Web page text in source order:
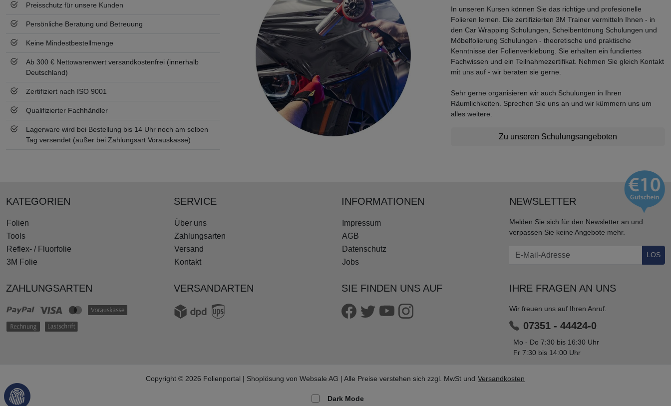
Preisschutz für unsere Kunden
Persönliche Beratung und Betreuung
Keine Mindestbestellmenge
Ab 300 € Nettowarenwert versandkostenfrei (innerhalb
Deutschland)
Zertifiziert nach ISO 9001
Qualifizierter Fachhändler
Lagerware wird bei Bestellung bis 14 Uhr noch am selben
Tag versendet (außer bei Zahlungsart Vorauskasse)
In unseren Kursen können Sie das richtige und profesionelle
Folieren lernen. Die zertifizierten 3M Trainer vermitteln Ihnen - in
den Car Wrapping Schulungen, Scheibentönung Schulungen und
Möbelfolierung Schulungen - theoretische und praktische
Kenntnisse der Folienverklebung. Sie erhalten ein fundiertes
Fachwissen und ein Teilnahmezertifikat. Nehmen Sie gleich Kontakt
mit uns auf - wir beraten sie gerne.
Sehr gerne organisieren wir auch Schulungen in Ihren
Räumlichkeiten. Sprechen Sie uns an und wir kümmern uns um
alles weitere.
Zu unseren Schulungsangeboten
KATEGORIEN
Folien
Tools
Reflex- / Fluorfolie
3M Folie
SERVICE
Über uns
Zahlungsarten
Versand
Kontakt
INFORMATIONEN
Impressum
AGB
Datenschutz
Jobs
NEWSLETTER
Melden Sie sich für den Newsletter an und
verpassen Sie keine Angebote mehr.
LOS
ZAHLUNGSARTEN VERSANDARTEN SIE FINDEN UNS AUF IHRE FRAGEN AN UNS
Wir freuen uns auf Ihren Anruf.
07351 - 44424-0
Mo - Do 7:30 bis 16:30 Uhr
Fr 7:30 bis 14:00 Uhr
Copyright © 2026 Folienportal | Shoplösung von Websale AG | Alle Preise verstehen sich zzgl. MwSt und Versandkosten
Dark Mode